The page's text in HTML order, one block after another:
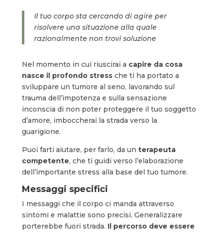
Il tuo corpo sta cercando di agire per
risolvere una situazione alla quale
razionalmente non trovi soluzione
Nel momento in cui riuscirai a capire da cosa
nasce il profondo stressche ti ha portato a
sviluppare un tumore al seno, lavorando sul
trauma dell’impotenza e sulla sensazione
inconscia di non poter proteggere il tuo soggetto
d’amore, imboccherai la strada verso la
guarigione.
Puoi farti aiutare, per farlo, da un terapeuta
competente, che ti guidi verso l’elaborazione
dell’importante stress alla base del tuo tumore.
Messaggi specifici
I messaggi che il corpo ci manda attraverso
sintomi e malattie sono precisi. Generalizzare
porterebbe fuori strada. Il percorso deve essere